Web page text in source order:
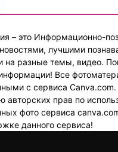
– это Информационно-
лучшими
на разные темы, видео.
Все
с сервиса Canva.com.
авторских прав по
фото сервиса
данного сервиса!